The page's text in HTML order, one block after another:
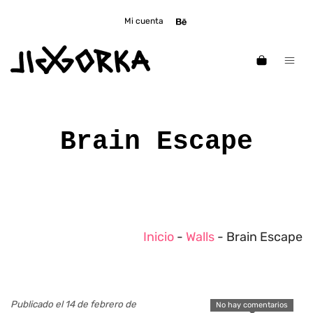
Mi cuenta
Brain Escape
Inicio - Walls - Brain Escape
No hay comentarios
Publicado el 14 de febrero de